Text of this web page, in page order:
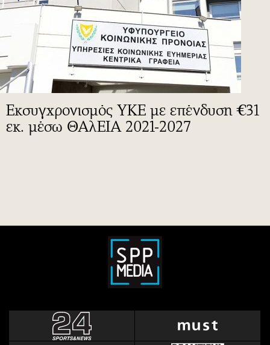
Εκσυγχρονισμός ΥΚΕ με επένδυση €31
εκ. μέσω ΘΑλΕΙΑ 2021-2027